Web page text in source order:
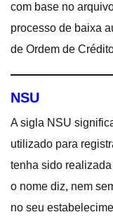
com base no
processo de baixa
de Ordem de
NSU
A sigla NSU
utilizado para
tenha sido
o nome diz, nem
no seu